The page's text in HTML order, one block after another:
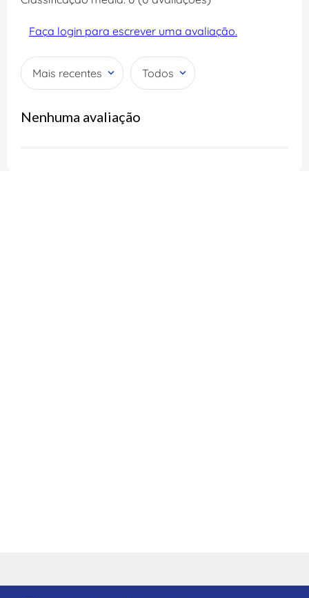
Faça login para escrever uma avaliação.
Mais recentes Todos
Nenhuma avaliação